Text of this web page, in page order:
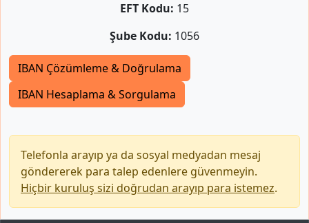
EFT Kodu: 15
Şube Kodu: 1056
IBAN Çözümleme & Doğrulama
IBAN Hesaplama & Sorgulama
Telefonla arayıp ya da sosyal medyadan mesaj
göndererek para talep edenlere güvenmeyin.
Hiçbir kuruluş sizi doğrudan arayıp para istemez.